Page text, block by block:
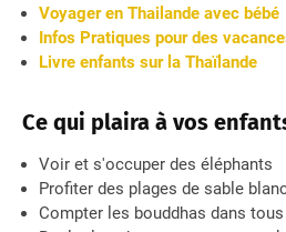
Voyager en Thailande avec bébé
Infos Pratiques pour des
Livre enfants sur la Thaïlande
Ce qui plaira à vos
Voir et s'occuper des éléphants
Profiter des plages de sable
Compter les bouddhas dans